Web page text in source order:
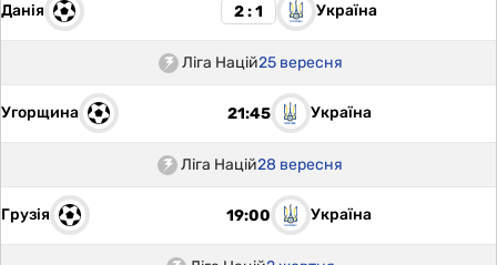
Данія 2 : 1 Україна
Ліга Націй25 вересня
Угорщина 21:45 Україна
Ліга Націй28 вересня
Грузія 19:00 Україна